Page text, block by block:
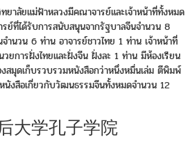
ยาลัยแม่ฟ้าหลวงมีคณาจารย์และเจ้าหน้าที่ทั้งหมด
ย์ที่ได้รับการสนับสนุนจากรัฐบาลจีนจำนวน 8
ำนวน 6 ท่าน อาจารย์ชาวไทย 1 ท่าน เจ้าหน้าที่
ยการฝั่งไทยและฝั่งจีน ฝั่งละ 1 ท่าน มีห้องเรียน
สมุดเก็บรวบรวมหนังสือกว่าหนึ่งหมื่นเล่ม ตีพิมพ์
นังสือเกี่ยวกับวัฒนธรรมจีนทั้งหมดจำนวน 12
大学孔子学院